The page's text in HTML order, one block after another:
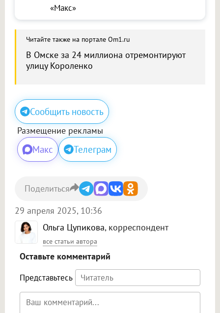
«Макс»
Читайте также на портале Om1.ru
В Омске за 24 миллиона отремонтируют
улицу Короленко
Сообщить новость
Размещение рекламы
Макс Телеграм
Ольга Цупикова, корреспондент
все статьи автора
29 апреля 2025, 10:36
Поделиться
Оставьте комментарий
Представьтесь